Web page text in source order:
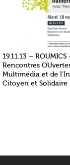
19.11.13 – ROUMICS
Rencontres
Multimédia et de
Citoyen et Solidaire